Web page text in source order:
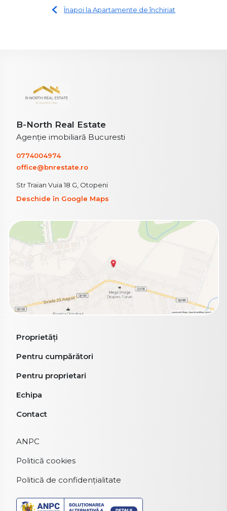
Înapoi la Apartamente de închiriat
B-North Real Estate
Agenție imobiliară Bucuresti
0774004974
office@bnrestate.ro
Str Traian Vuia 18 G, Otopeni
Deschide în Google Maps
Proprietăți
Pentru cumpărători
Pentru proprietari
Echipa
Contact
ANPC
Politică cookies
Politică de confidențialitate